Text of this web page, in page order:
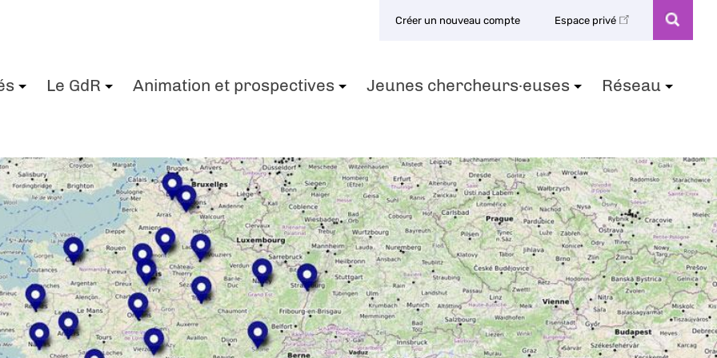
Créer un nouveau compte Espace privé
Le GdR Animation et prospectives Jeunes chercheurs·euses Réseau